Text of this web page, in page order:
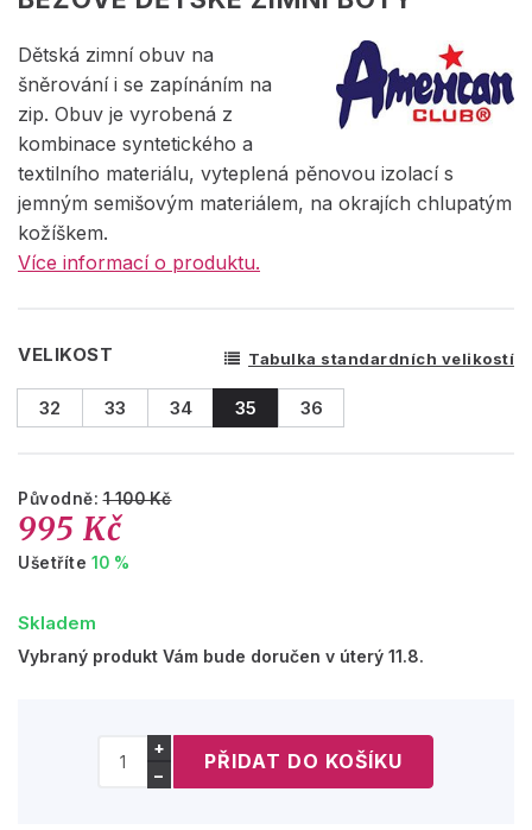
Dětská zimní obuv na
šněrování i se zapínáním na
zip. Obuv je vyrobená z
kombinace syntetického a
textilního materiálu, vyteplená pěnovou izolací s
jemným semišovým materiálem, na okrajích chlupatým
kožíškem.
Více informací o produktu.
VELIKOST Tabulka standardních velikostí
32 33 34 35 36
Původně:1 100 Kč
995 Kč
Ušetříte 10 %
Skladem
Vybraný produkt Vám bude doručen v úterý 11.8.
+
−